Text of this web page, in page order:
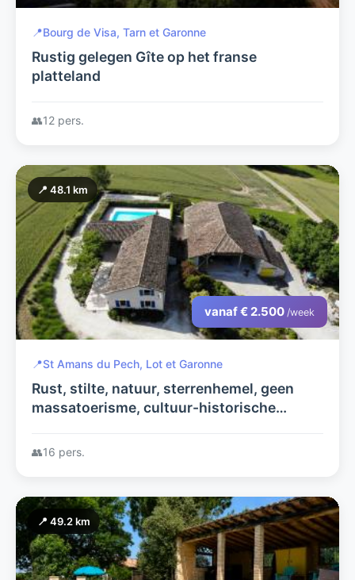
📍Bourg de Visa, Tarn et Garonne
Rustig gelegen Gîte op het franse
platteland
👥12 pers.
📍 48.1 km
vanaf € 2.500 /week
📍St Amans du Pech, Lot et Garonne
Rust, stilte, natuur, sterrenhemel, geen
massatoerisme, cultuur-historische
👥16 pers.
📍 49.2 km